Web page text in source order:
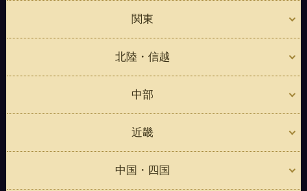
関東
北陸・信越
中部
近畿
中国・四国